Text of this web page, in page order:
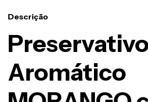
Descrição
Preservativo
Aromático